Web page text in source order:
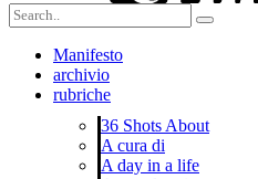
Manifesto
archivio
rubriche
36 Shots About
A cura di
A day in a life